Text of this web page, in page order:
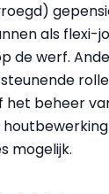
als flexi-
de werf.
het beheer
mogelijk.